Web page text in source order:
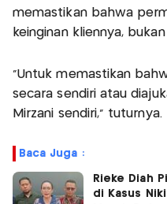
memastikan bahwa
keinginan kliennya,
"Untuk memastikan
secara sendiri atau
Mirzani sendiri," tuturnya.
Baca Juga :
Rieke Diah
di Kasus